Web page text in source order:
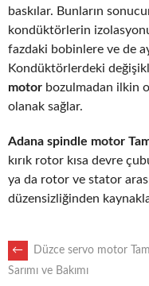
baskılar. Bunların
kondüktörlerin
fazdaki bobinlere ve de
Kondüktörlerdeki
motor bozulmadan ilkin
olanak sağlar.
Adana spindle motor
kırık rotor kısa devre
ya da rotor ve stator
düzensizliğinden
POST
←
Düzce servo motor
Sarımı ve Bakımı